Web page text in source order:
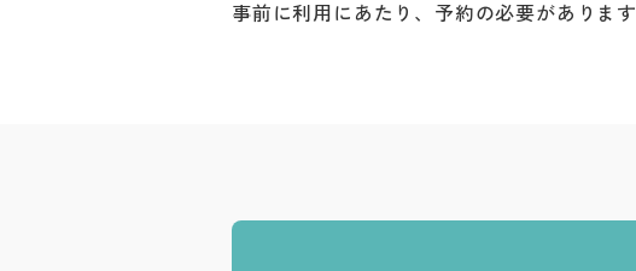
事前に利用にあたり、予約の必要がありま